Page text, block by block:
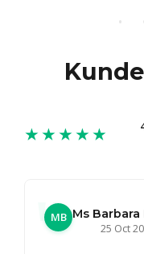
★★★★★
MB Ms Barbara
25 Oct